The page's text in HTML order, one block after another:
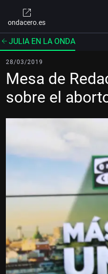
ondacero.es
JULIA EN LA ONDA
28/03/2019
Mesa de
sobre el